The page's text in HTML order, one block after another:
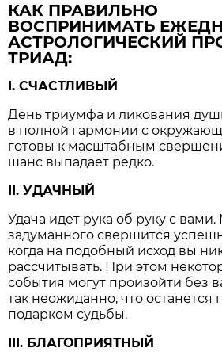
КАК ПРАВИЛЬНО
ВОСПРИНИМАТЬ
АСТРОЛОГИЧЕСКИЙ
ТРИАД:
I. СЧАСТЛИВЫЙ
День триумфа и ликования
в полной гармонии с
готовы к масштабным
шанс выпадает редко.
II. УДАЧНЫЙ
Удача идет рука об руку с
задуманного свершится
когда на подобный исход вы
рассчитывать. При этом
события могут произойти без
так неожиданно, что останется
подарком судьбы.
III. БЛАГОПРИЯТНЫЙ